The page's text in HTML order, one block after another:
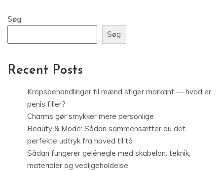
Søg
Søg
Recent Posts
Kropsbehandlinger til mænd stiger markant — hvad er
penis filler?
Charms gør smykker mere personlige
Beauty & Mode: Sådan sammensætter du det
perfekte udtryk fra hoved til tå
Sådan fungerer gelénegle med skabelon: teknik,
materialer og vedligeholdelse